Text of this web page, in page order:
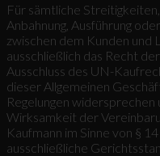
Für sämtliche
Anbahnung, Ausführung
zwischen dem Kunden und
ausschließlich das Recht
Ausschluss des UN-
dieser Allgemeinen
Regelungen widersprechen
Wirksamkeit der
Kaufmann im Sinne von §
ausschließliche